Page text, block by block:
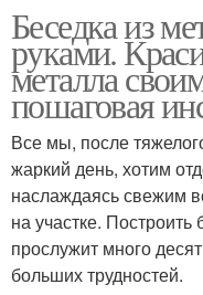
металлопрофиля
Односкатная
Беседка с мангалом
Беседка из
руками.
металла
пошаговая
Все мы, после
жаркий день, хотим
наслаждаясь свежим
на участке. Построить
прослужит много
больших трудностей.